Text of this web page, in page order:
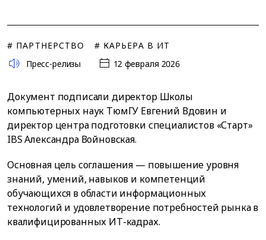
# ПАРТНЕРСТВО
# КАРЬЕРА В ИТ
Пресс-релизы
12 февраля 2026
Документ подписали директор Школы
компьютерных наук ТюмГУ Евгений Вдовин и
директор центра подготовки специалистов «Старт»
IBS Александра Войновская.
Основная цель соглашения — повышение уровня
знаний, умений, навыков и компетенций
обучающихся в области информационных
технологий и удовлетворение потребностей рынка в
квалифицированных ИТ-кадрах.